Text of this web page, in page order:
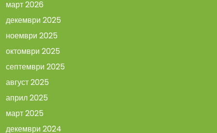
март 2026
декември 2025
ноември 2025
октомври 2025
септември 2025
август 2025
април 2025
март 2025
декември 2024